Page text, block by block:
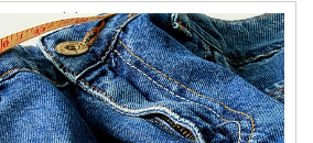
často zabíjate čas
nudou? To sa vám
už nemôže stať,
na vás vždy
a všade čaká